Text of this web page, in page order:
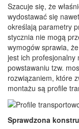
Szacuje się, że
wydostawać się
określają parametry
stycznia nie mogą
wymogów sprawia,
jest ich profesjonalny
powstawaniu tzw.
rozwiązaniem, które
montażu są profile
Sprawdzona